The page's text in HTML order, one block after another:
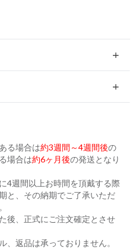
る場合は約3週間～4週間後の
場合は約6ヶ月後の発送となり
4週間以上お時間を頂戴する際
と、その納期でご了承いただ
後、正式にご注文確定とさせ
、返品は承っておりません。